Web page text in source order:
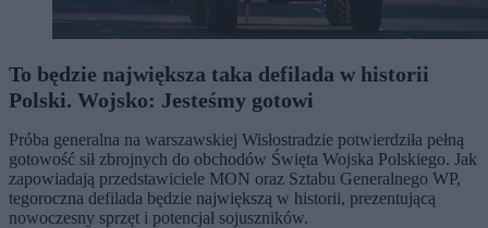
To będzie największa taka defilada w historii
Polski. Wojsko: Jesteśmy gotowi
Próba generalna na warszawskiej Wisłostradzie potwierdziła pełną
gotowość sił zbrojnych do obchodów Święta Wojska Polskiego. Jak
zapowiadają przedstawiciele MON oraz Sztabu Generalnego WP,
tegoroczna defilada będzie największą w historii, prezentującą
nowoczesny sprzęt i potencjał sojuszników.